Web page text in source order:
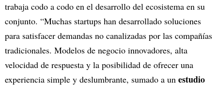
trabaja codo a codo en el desarrollo del ecosistema en su
conjunto. “Muchas startups han desarrollado soluciones
para satisfacer demandas no canalizadas por las compañías
tradicionales. Modelos de negocio innovadores, alta
velocidad de respuesta y la posibilidad de ofrecer una
experiencia simple y deslumbrante, sumado a un estudio